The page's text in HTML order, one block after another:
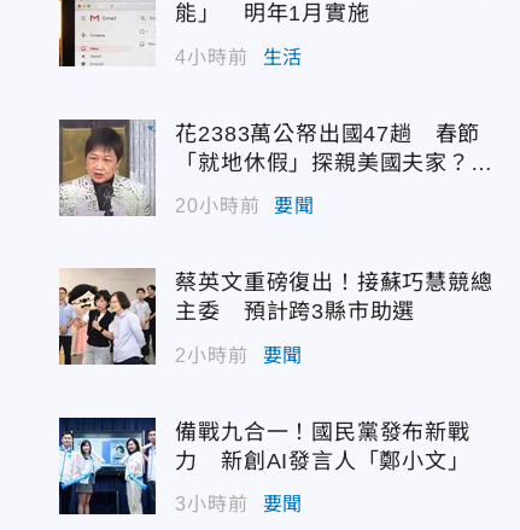
能」 明年1月實施
4小時前 生活
花2383萬公帑出國47趟 春節
「就地休假」探親美國夫家？徐
佳青回應了
20小時前 要聞
蔡英文重磅復出！接蘇巧慧競總
主委 預計跨3縣市助選
2小時前 要聞
備戰九合一！國民黨發布新戰
力 新創AI發言人「鄭小文」
3小時前 要聞